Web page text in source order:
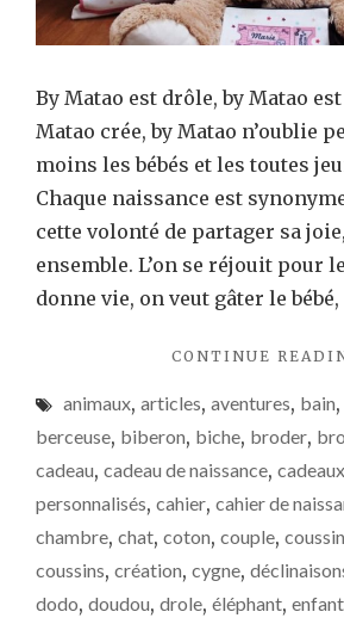
de
By Matao est drôle, by Matao
Matao crée, by Matao n’oublie
moins les bébés et les toutes
Chaque naissance est
cette volonté de partager sa
ensemble. L’on se réjouit pour
donne vie, on veut gâter le bébé,
CONTINUE
animaux, articles, aventures, bain,
berceuse, biberon, biche, broder,
cadeau, cadeau de naissance, cadeaux
personnalisés, cahier, cahier de
chambre, chat, coton, couple,
coussins, création, cygne,
dodo, doudou, drole, éléphant, enfant